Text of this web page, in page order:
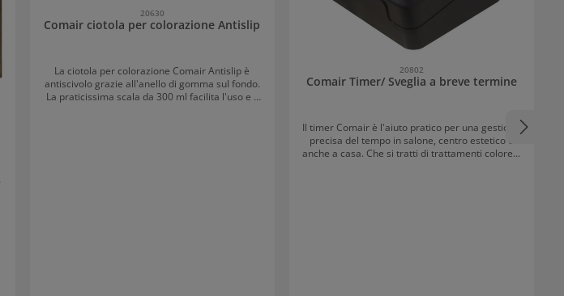
20630
Comair ciotola per colorazione Antislip
La ciotola per colorazione Comair Antislip è
antiscivolo grazie all'anello di gomma sul fondo.
La praticissima scala da 300 ml facilita l'uso e il
20802
Comair Timer/ Sveglia a breve termine
Il timer Comair è l'aiuto pratico per una gestione
precisa del tempo in salone, centro estetico o
anche a casa. Che si tratti di trattamenti colore e